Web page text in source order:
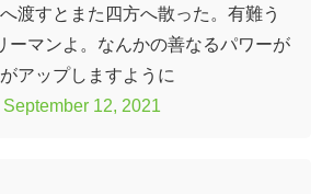
渡すとまた四方へ散った。有難う
ーマンよ。なんかの善なるパワーが
アップしますように
September 12, 2021